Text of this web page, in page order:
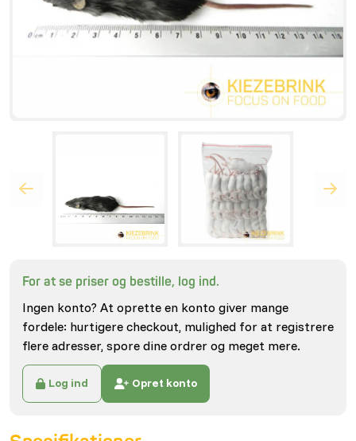
For at se priser og bestille, log ind.
Ingen konto? At oprette en konto giver mange
fordele: hurtigere checkout, mulighed for at registrere
flere adresser, spore dine ordrer og meget mere.
Log ind Opret konto